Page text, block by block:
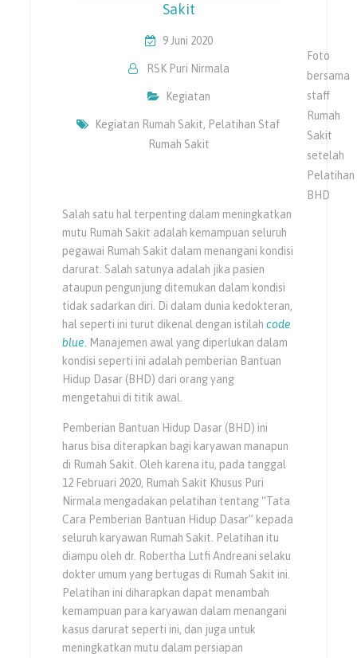
Sakit
9 Juni 2020
RSK Puri Nirmala
Kegiatan
Kegiatan Rumah Sakit, Pelatihan Staf
Rumah Sakit
Foto
bersama
staff
Rumah
Sakit
setelah
Pelatihan
BHD
Salah satu hal terpenting dalam meningkatkan
mutu Rumah Sakit adalah kemampuan seluruh
pegawai Rumah Sakit dalam menangani kondisi
darurat. Salah satunya adalah jika pasien
ataupun pengunjung ditemukan dalam kondisi
tidak sadarkan diri. Di dalam dunia kedokteran,
hal seperti ini turut dikenal dengan istilahcode
blue. Manajemen awal yang diperlukan dalam
kondisi seperti ini adalah pemberian Bantuan
Hidup Dasar (BHD) dari orang yang
mengetahui di titik awal.
Pemberian Bantuan Hidup Dasar (BHD) ini
harus bisa diterapkan bagi karyawan manapun
di Rumah Sakit. Oleh karena itu, pada tanggal
12 Februari 2020, Rumah Sakit Khusus Puri
Nirmala mengadakan pelatihan tentang “Tata
Cara Pemberian Bantuan Hidup Dasar” kepada
seluruh karyawan Rumah Sakit. Pelatihan itu
diampu oleh dr. Robertha Lutfi Andreani selaku
dokter umum yang bertugas di Rumah Sakit ini.
Pelatihan ini diharapkan dapat menambah
kemampuan para karyawan dalam menangani
kasus darurat seperti ini, dan juga untuk
meningkatkan mutu dalam persiapan